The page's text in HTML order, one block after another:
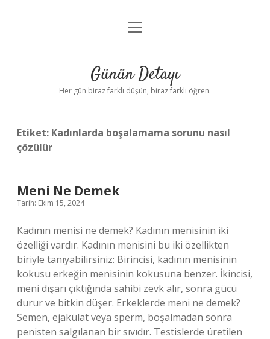
Anasayfa
Yasal Uyarı
menüyü
Günün Detayı
Her gün biraz farklı düşün, biraz farklı öğren.
Etiket: Kadınlarda boşalamama sorunu nasıl
çözülür
Meni Ne Demek
Tarih: Ekim 15, 2024
Kadının menisi ne demek? Kadının menisinin iki
özelliği vardır. Kadının menisini bu iki özellikten
biriyle tanıyabilirsiniz: Birincisi, kadının menisinin
kokusu erkeğin menisinin kokusuna benzer. İkincisi,
meni dışarı çıktığında sahibi zevk alır, sonra gücü
durur ve bitkin düşer. Erkeklerde meni ne demek?
Semen, ejakülat veya sperm, boşalmadan sonra
penisten salgılanan bir sıvıdır. Testislerde üretilen